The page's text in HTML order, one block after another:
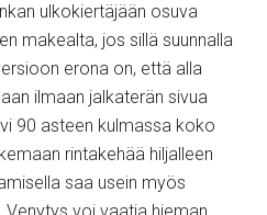
ulkokiertäjään osuva
makealta, jos sillä suunnalla
erona on, että alla
ilmaan jalkaterän sivua
90 asteen kulmassa koko
rintakehää hiljalleen
saa usein myös